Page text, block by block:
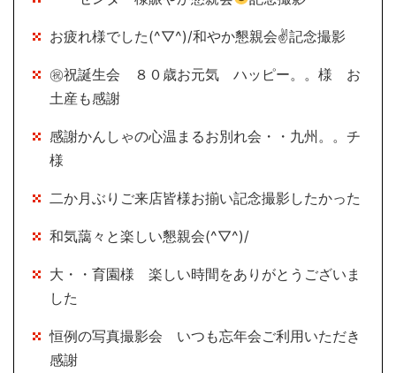
お疲れ様でした(^▽^)/和やか懇親会✌記念撮影
㊗祝誕生会 ８０歳お元気 ハッピー。。様 お
土産も感謝
感謝かんしゃの心温まるお別れ会・・九州。。チ
様
二か月ぶりご来店皆様お揃い記念撮影したかった
和気藹々と楽しい懇親会(^▽^)/
大・・育園様 楽しい時間をありがとうございま
した
恒例の写真撮影会 いつも忘年会ご利用いただき
感謝